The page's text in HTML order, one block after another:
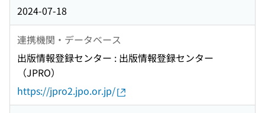
2024-07-18
連携機関・データベース
出版情報登録センター : 出版情報登録センター
（JPRO）
https://jpro2.jpo.or.jp/